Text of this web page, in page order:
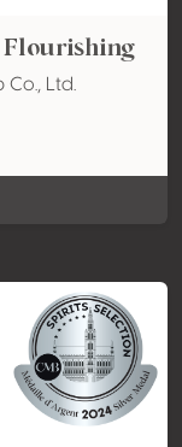
Flourishing
Ltd.